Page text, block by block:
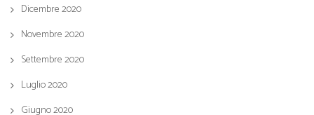
Dicembre 2020
Novembre 2020
Settembre 2020
Luglio 2020
Giugno 2020